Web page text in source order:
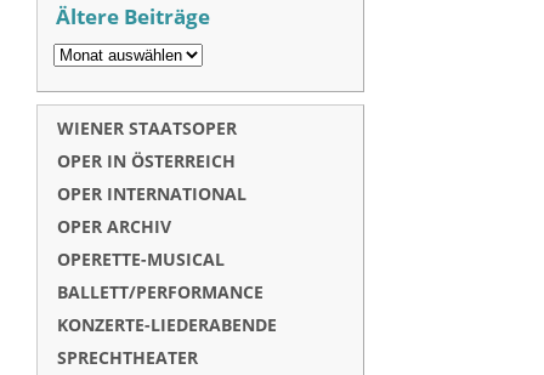
Ältere Beiträge
WIENER STAATSOPER
OPER IN ÖSTERREICH
OPER INTERNATIONAL
OPER ARCHIV
OPERETTE-MUSICAL
BALLETT/PERFORMANCE
KONZERTE-LIEDERABENDE
SPRECHTHEATER